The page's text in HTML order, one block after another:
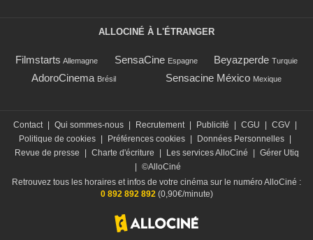
ALLOCINÉ À L'ÉTRANGER
Filmstarts Allemagne SensaCine Espagne Beyazperde Turquie
AdoroCinema Brésil Sensacine México Mexique
Contact Qui sommes-nous Recrutement Publicité CGU CGV
Politique de cookies
Préférences cookies Données Personnelles
Revue de presse
Charte d'écriture Les services AlloCiné
Gérer Utiq
©AlloCiné
Retrouvez tous les horaires et infos de votre cinéma sur le numéro AlloCiné :
0 892 892 892(0,90€/minute)